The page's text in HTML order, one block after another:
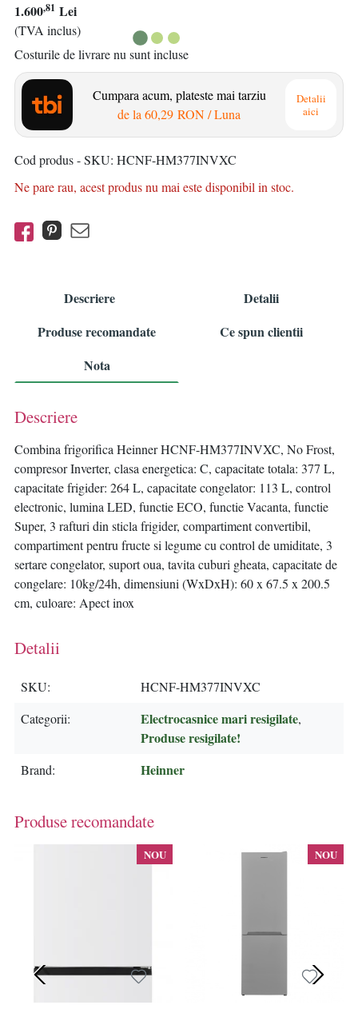
1.600,81 Lei
(TVA inclus)
Costurile de livrare nu sunt incluse
Cumpara acum, plateste mai tarziu
de la 60,29 RON/ Luna
Detalii
aici
Cod produs - SKU HCNF-HM377INVXC
Ne pare rau, acest produs nu mai este disponibil in stoc.
Descriere
Detalii
Produse recomandate
Ce spun clientii
Nota
Descriere
Combina frigorifica Heinner HCNF-HM377INVXC, No Frost,
compresor Inverter, clasa energetica: C, capacitate totala: 377 L,
capacitate frigider: 264 L, capacitate congelator: 113 L, control
electronic, lumina LED, functie ECO, functie Vacanta, functie
Super, 3 rafturi din sticla frigider, compartiment convertibil,
compartiment pentru fructe si legume cu control de umiditate, 3
sertare congelator, suport oua, tavita cuburi gheata, capacitate de
congelare: 10kg/24h, dimensiuni (WxDxH): 60 x 67.5 x 200.5
cm, culoare: Apect inox
Detalii
SKU
HCNF-HM377INVXC
Categorii
Electrocasnice mari resigilate,
Produse resigilate!
Brand Heinner
Produse recomandate
NOU NOU